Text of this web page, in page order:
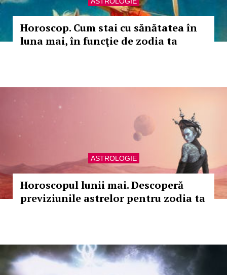
Horoscop. Cum stai cu sănătatea în
luna mai, în funcţie de zodia ta
ASTROLOGIE
Horoscopul lunii mai. Descoperă
previziunile astrelor pentru zodia ta